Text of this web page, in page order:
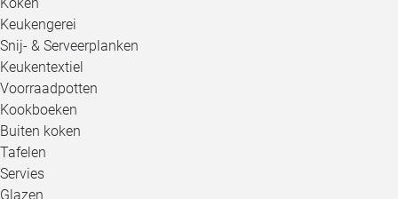
Keukengerei
Snij- & Serveerplanken
Keukentextiel
Voorraadpotten
Kookboeken
Buiten koken
Tafelen
Servies
Glazen